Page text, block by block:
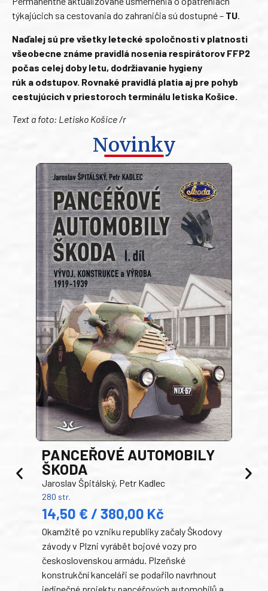
týkajúcich sa cestovania do zahraničia sú dostupné – TU.
Naďalej sú pre všetky letecké spoločnosti v platnosti
všeobecne známe pravidlá nosenia respirátorov FFP2
počas celej doby letu, dodržiavanie hygieny
rúk a odstupov. Rovnaké pravidlá platia aj pre pohyb
cestujúcich v priestoroch terminálu letiska Košice.
Text a foto: Letisko Košice /r
Novinky
PANCEŘOVÉ AUTOMOBILY
ŠKODA
Jaroslav Špitálský, Petr Kadlec
280 str.
14,50 € / 380,00 Kč
Okamžitě po vzniku republiky začaly Škodovy
závody v Plzni vyrábět bojové vozy pro
československou armádu. Plzeňské
konstrukční kanceláři se podařilo navrhnout